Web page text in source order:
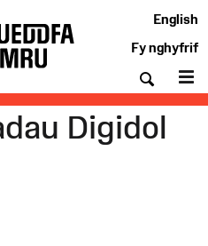
English
Fy nghyfrif
Digidol